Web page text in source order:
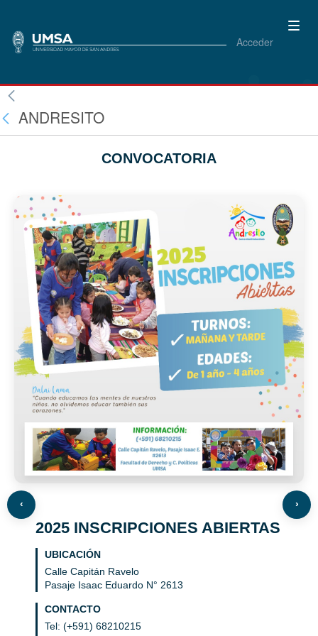
Acceder
ANDRESITO
CONVOCATORIA
‹
2025 INSCRIPCIONES ABIERTAS
UBICACIÓN
Calle Capitán Ravelo
Pasaje Isaac Eduardo N° 2613
CONTACTO
Tel: (+591) 68210215
›